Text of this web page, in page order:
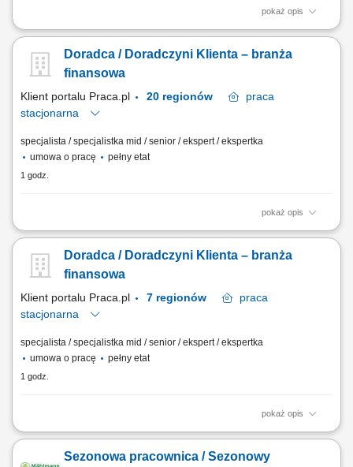
pokaż opis
obsługa klientów; utrzymywanie dobrych relacji z klientami; realizacja
firm;
Doradca / Doradczyni Klienta – branża
finansowa
Klient portalu Praca.pl
praca
stacjonarna
specjalista / specjalistka mid / senior / ekspert / ekspertka
umowa o pracę
pełny etat
1 godz.
pokaż opis
Aktywne pozyskiwanie klientów i budowanie z nimi długofalowych
odpowiednich rozwiązań finansowych. Sprzedaż produktów
bankowych, w tym funduszy inwestycyjnych. Operacyjna obsługa
Doradca / Doradczyni Klienta – branża
finansowa
Klient portalu Praca.pl
praca
stacjonarna
specjalista / specjalistka mid / senior / ekspert / ekspertka
umowa o pracę
pełny etat
1 godz.
pokaż opis
Aktywne pozyskiwanie klientów i budowanie z nimi długofalowych
odpowiednich rozwiązań finansowych. Sprzedaż produktów
Sezonowa pracownica / Sezonowy